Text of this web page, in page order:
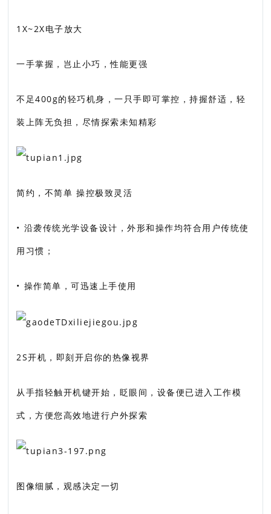
1X~2X电子放大
一手掌握，岂止小巧，性能更强
不足400g的轻巧机身，一只手即可掌控，持握舒适，轻
装上阵无负担，尽情探索未知精彩
简约，不简单 操控极致灵活
• 沿袭传统光学设备设计，外形和操作均符合用户传统使
用习惯；
• 操作简单，可迅速上手使用
2S开机，即刻开启你的热像视界
从手指轻触开机键开始，眨眼间，设备便已进入工作模
式，方便您高效地进行户外探索
图像细腻，观感决定一切